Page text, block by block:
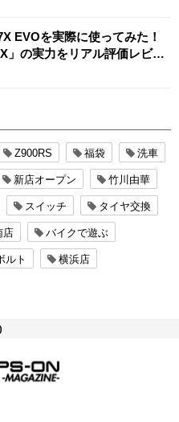
EVOを実際に使ってみた！
」の実力をリアル評価レビュ
Z900RS 福袋 洗車
新店オープン 竹川由華
スイッチ タイヤ交換
店 バイクで遊ぶ
ルト 横浜店